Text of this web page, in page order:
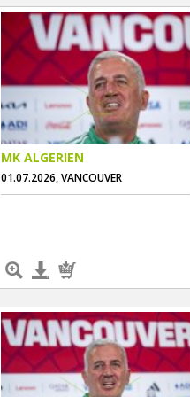
MK ALGERIEN
01.07.2026, VANCOUVER